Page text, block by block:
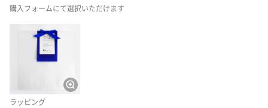
購入フォームにて選択いただけます
ラッピング